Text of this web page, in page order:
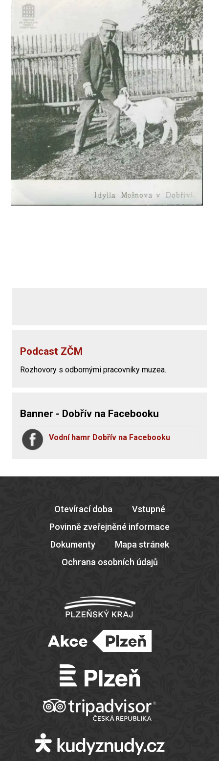
Podcast ZČM
Rozhovory s odbornými pracovníky muzea.
Banner - Dobřív na Facebooku
Vodní hamr Dobřív na Facebooku
Otevírací doba
Vstupné
Povinně zveřejněné informace
Dokumenty
Mapa stránek
Ochrana osobních údajů